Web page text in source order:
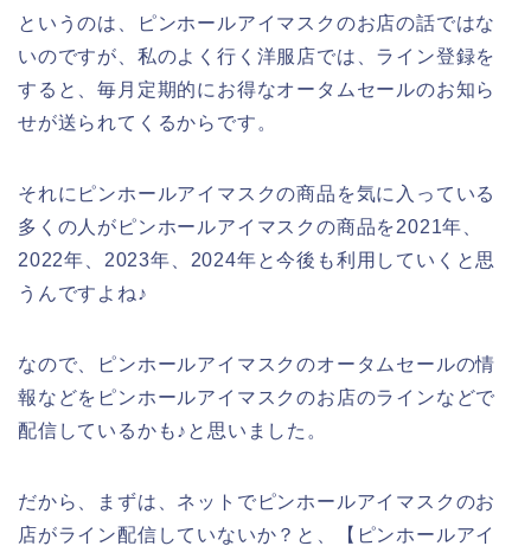
というのは、ピンホールアイマスクのお店の話ではな
いのですが、私のよく行く洋服店では、ライン登録を
すると、毎月定期的にお得なオータムセールのお知ら
せが送られてくるからです。
それにピンホールアイマスクの商品を気に入っている
多くの人がピンホールアイマスクの商品を2021年、
2022年、2023年、2024年と今後も利用していくと思
うんですよね♪
なので、ピンホールアイマスクのオータムセールの情
報などをピンホールアイマスクのお店のラインなどで
配信しているかも♪と思いました。
だから、まずは、ネットでピンホールアイマスクのお
店がライン配信していないか？と、【ピンホールアイ